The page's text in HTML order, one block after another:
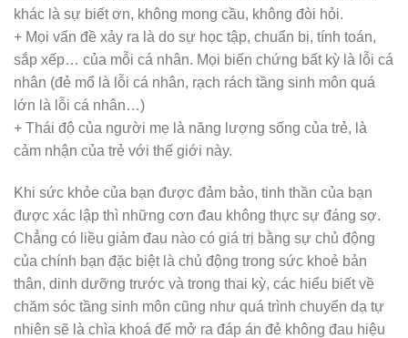
khác là sự biết ơn, không mong cầu, không đòi hỏi.
+ Mọi vấn đề xảy ra là do sự học tập, chuẩn bị, tính toán,
sắp xếp… của mỗi cá nhân. Mọi biến chứng bất kỳ là lỗi cá
nhân (đẻ mổ là lỗi cá nhân, rạch rách tầng sinh môn quá
lớn là lỗi cá nhân…)
+ Thái độ của người mẹ là năng lượng sống của trẻ, là
cảm nhận của trẻ với thế giới này.
Khi sức khỏe của bạn được đảm bảo, tinh thần của bạn
được xác lập thì những cơn đau không thực sự đáng sợ.
Chẳng có liều giảm đau nào có giá trị bằng sự chủ động
của chính bạn đặc biệt là chủ động trong sức khoẻ bản
thân, dinh dưỡng trước và trong thai kỳ, các hiểu biết về
chăm sóc tầng sinh môn cũng như quá trình chuyển dạ tự
nhiên sẽ là chìa khoá để mở ra đáp án đẻ không đau hiệu